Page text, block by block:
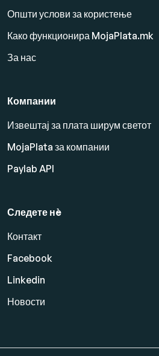
Општи услови за користење
Како функционира MojaPlata.mk
За нас
Компании
Извештај за плата ширум светот
MojaPlata за компании
Paylab API
Следете нè
Контакт
Facebook
Linkedin
Новости